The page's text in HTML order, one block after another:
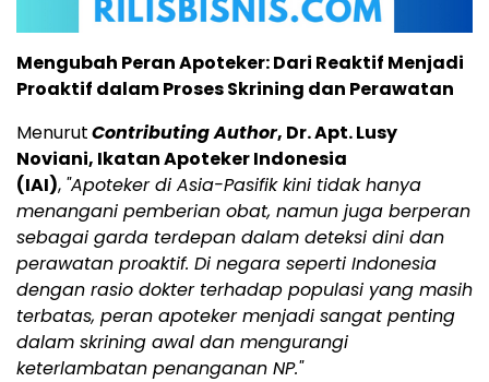
Mengubah Peran Apoteker: Dari Reaktif Menjadi
Proaktif dalam Proses Skrining dan Perawatan
MenurutContributing Author, Dr. Apt. Lusy
Noviani, Ikatan Apoteker Indonesia
(IAI), "Apoteker di Asia-Pasifik kini tidak hanya
menangani pemberian obat, namun juga berperan
sebagai garda terdepan dalam deteksi dini dan
perawatan proaktif. Di negara seperti Indonesia
dengan rasio dokter terhadap populasi yang masih
terbatas, peran apoteker menjadi sangat penting
dalam skrining awal dan mengurangi
keterlambatan penanganan NP."